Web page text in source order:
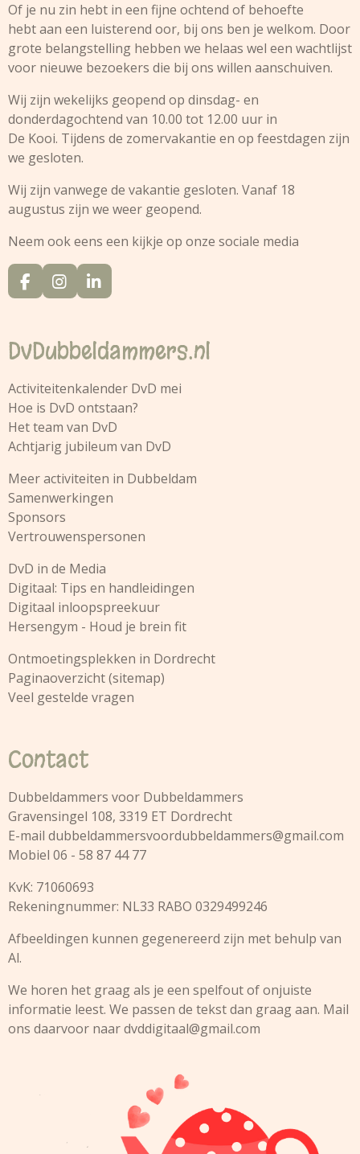
Of je nu zin hebt in een fijne ochtend of behoefte
hebt aan een luisterend oor, bij ons ben je welkom. Door
grote belangstelling hebben we helaas wel een wachtlijst
voor nieuwe bezoekers die bij ons willen aanschuiven.
Wij zijn wekelijks geopend op dinsdag- en
donderdagochtend van 10.00 tot 12.00 uur in
De Kooi. Tijdens de zomervakantie en op feestdagen zijn
we gesloten.
Wij zijn vanwege de vakantie gesloten. Vanaf 18
augustus zijn we weer geopend.
Neem ook eens een kijkje op onze sociale media
F
a
b
o
k
I
n
a
g
a
m
L
i
e
d
n
DvDubbeldammers.nl
Activiteitenkalender DvD mei
Hoe is DvD ontstaan?
Het team van DvD
Achtjarig jubileum van DvD
Meer activiteiten in Dubbeldam
Samenwerkingen
Sponsors
Vertrouwenspersonen
DvD in de Media
Digitaal: Tips en handleidingen
Digitaal inloopspreekuur
Hersengym - Houd je brein fit
Ontmoetingsplekken in Dordrecht
Paginaoverzicht (sitemap)
Veel gestelde vragen
Contact
Dubbeldammers voor Dubbeldammers
Gravensingel 108, 3319 ET Dordrecht
E-mail dubbeldammersvoordubbeldammers@gmail.com
Mobiel 06 - 58 87 44 77
KvK: 71060693
Rekeningnummer: NL33 RABO 0329499246
Afbeeldingen kunnen gegenereerd zijn met behulp van
Al.
We horen het graag als je een spelfout of onjuiste
informatie leest. We passen de tekst dan graag aan. Mail
ons daarvoor naardvddigitaal@gmail.com